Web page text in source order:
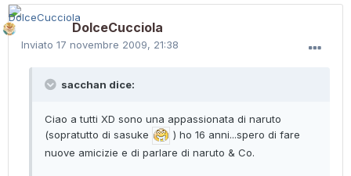
DolceCucciola
Inviato 17 novembre 2009, 21:38
sacchan dice:
Ciao a tutti XD sono una appassionata di naruto
(sopratutto di sasuke
) ho 16 anni...spero di fare
nuove amicizie e di parlare di naruto & Co.